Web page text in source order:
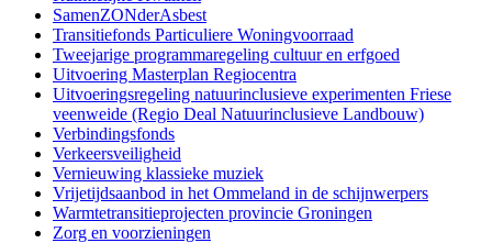
SamenZONderAsbest
Transitiefonds Particuliere Woningvoorraad
Tweejarige programmaregeling cultuur en erfgoed
Uitvoering Masterplan Regiocentra
Uitvoeringsregeling natuurinclusieve experimenten Friese
veenweide (Regio Deal Natuurinclusieve Landbouw)
Verbindingsfonds
Verkeersveiligheid
Vernieuwing klassieke muziek
Vrijetijdsaanbod in het Ommeland in de schijnwerpers
Warmtetransitieprojecten provincie Groningen
Zorg en voorzieningen